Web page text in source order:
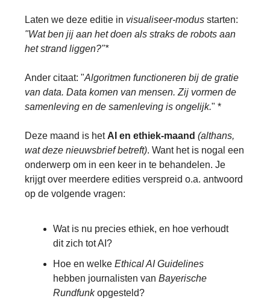
Laten we deze editie in visualiseer-modus starten:
"Wat ben jij aan het doen als straks de robots aan
het strand liggen?"*
Ander citaat: "Algoritmen functioneren bij de gratie
van data. Data komen van mensen. Zij vormen de
samenleving en de samenleving is ongelijk." *
Deze maand is het AI en ethiek-maand (althans,
wat deze nieuwsbrief betreft). Want het is nogal een
onderwerp om in een keer in te behandelen. Je
krijgt over meerdere edities verspreid o.a. antwoord
op de volgende vragen:
Wat is nu precies ethiek, en hoe verhoudt
dit zich tot AI?
Hoe en welke Ethical AI Guidelines
hebben journalisten van Bayerische
Rundfunkopgesteld?